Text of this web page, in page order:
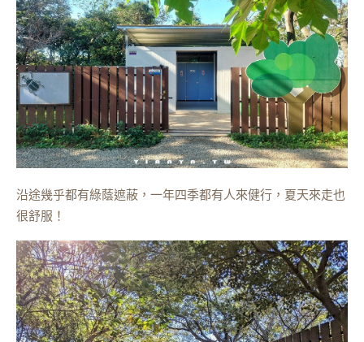
沿途幾乎都有綠蔭遮蔽，一年四季都有人來健行，夏天來走也
很舒服！